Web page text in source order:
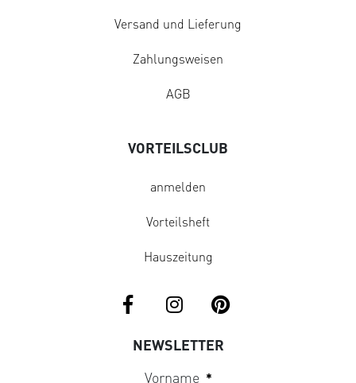
Versand und Lieferung
Zahlungsweisen
AGB
VORTEILSCLUB
anmelden
Vorteilsheft
Hauszeitung
NEWSLETTER
Vorname *